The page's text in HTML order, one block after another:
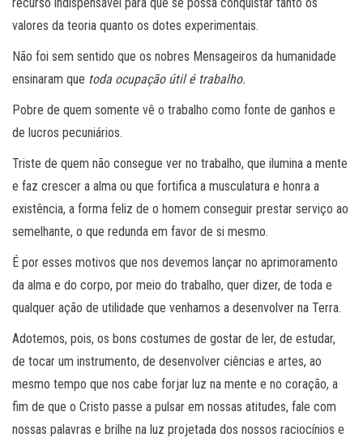
valores da teoria quanto os dotes experimentais.
Não foi sem sentido que os nobres Mensageiros da humanidade
ensinaram que toda ocupação útil é trabalho.
Pobre de quem somente vê o trabalho como fonte de ganhos e
de lucros pecuniários.
Triste de quem não consegue ver no trabalho, que ilumina a mente
e faz crescer a alma ou que fortifica a musculatura e honra a
existência, a forma feliz de o homem conseguir prestar serviço ao
semelhante, o que redunda em favor de si mesmo.
É por esses motivos que nos devemos lançar no aprimoramento
da alma e do corpo, por meio do trabalho, quer dizer, de toda e
qualquer ação de utilidade que venhamos a desenvolver na Terra.
Adotemos, pois, os bons costumes de gostar de ler, de estudar,
de tocar um instrumento, de desenvolver ciências e artes, ao
mesmo tempo que nos cabe forjar luz na mente e no coração, a
fim de que o Cristo passe a pulsar em nossas atitudes, fale com
nossas palavras e brilhe na luz projetada dos nossos raciocínios e